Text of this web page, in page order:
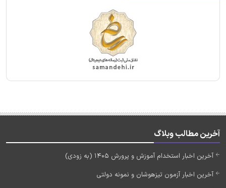
آخرین مطالب وبلاگ
آخرین اخبار استخدام آموزش و پرورش 1405 (به زودی)
آخرین اخبار آزمون تیزهوشان و نمونه دولتی